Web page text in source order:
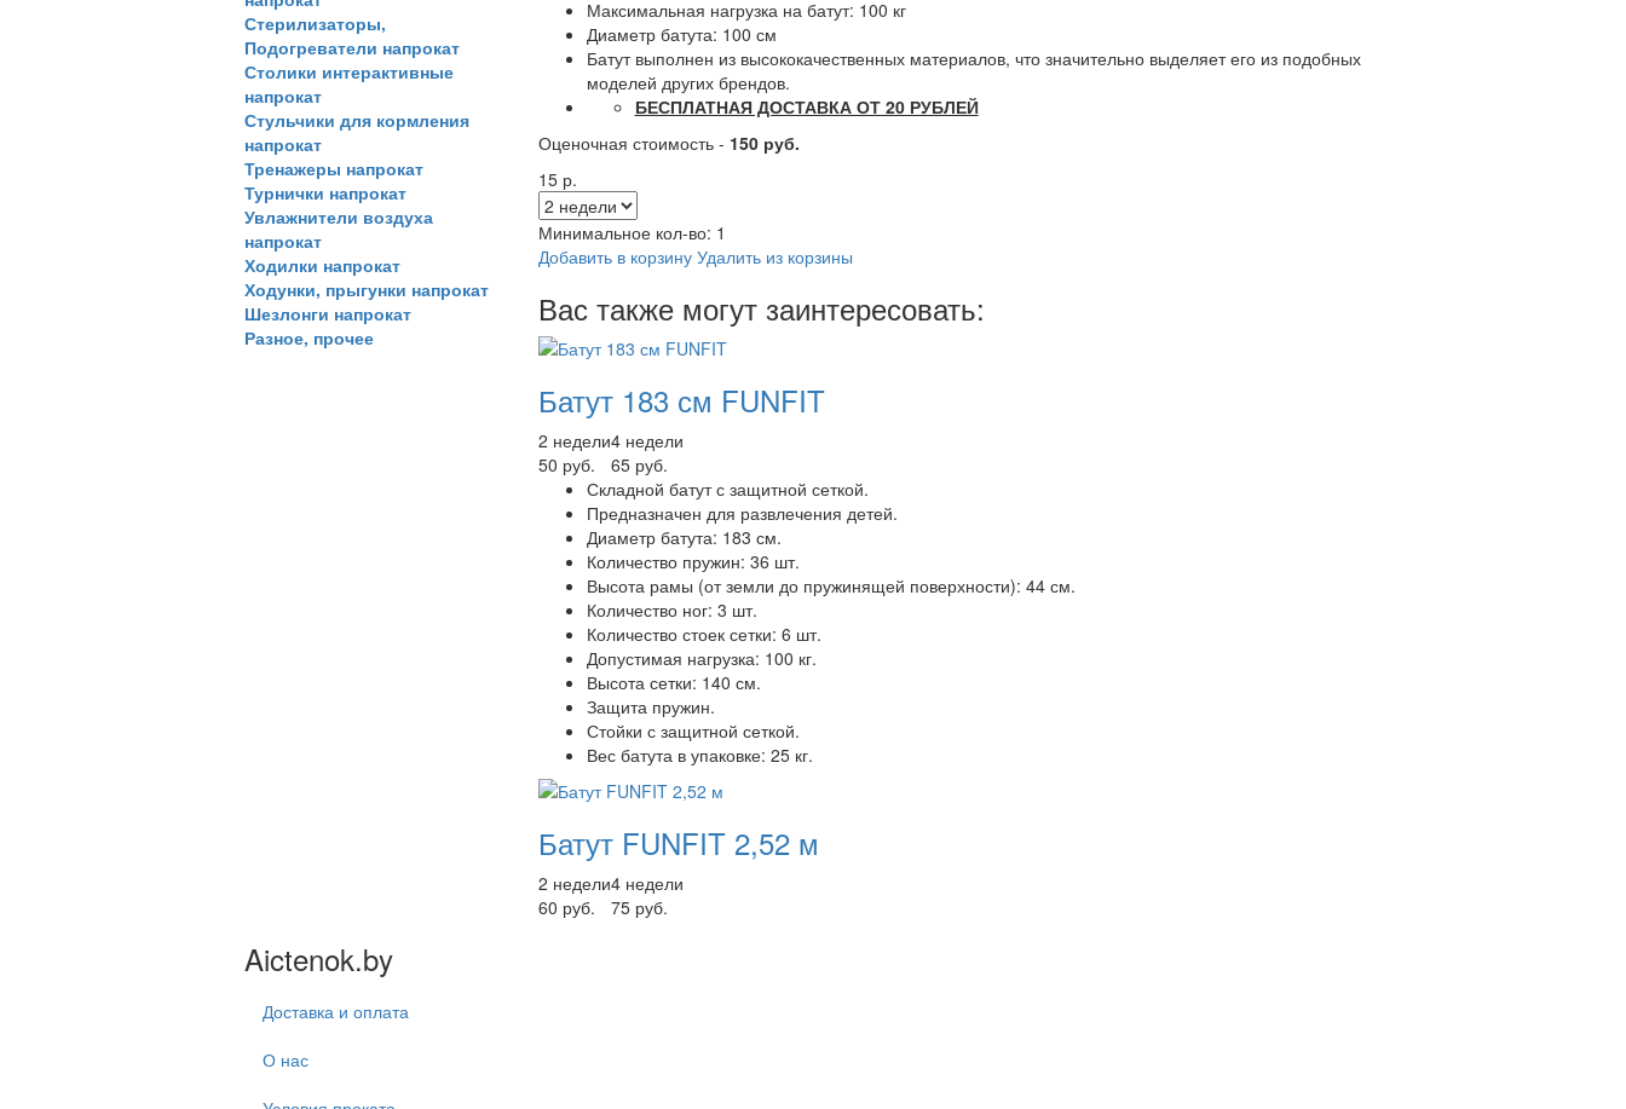
Стерилизаторы,
Подогреватели напрокат
Столики интерактивные
напрокат
Стульчики для кормления
напрокат
Тренажеры напрокат
Турнички напрокат
Увлажнители воздуха
напрокат
Ходилки напрокат
Ходунки, прыгунки напрокат
Шезлонги напрокат
Разное, прочее
Максимальная нагрузка на батут: 100 кг
Диаметр батута: 100 см
Батут выполнен из высококачественных материалов, что значительно выделяет его из подобных
моделей других брендов.
БЕСПЛАТНАЯ ДОСТАВКА ОТ 20 РУБЛЕЙ
Оценочная стоимость - 150 руб.
15 р.
Минимальное кол-во: 1
Добавить в корзину Удалить из корзины
Вас также могут заинтересовать:
Батут 183 см FUNFIT
2 недели4 недели
50 руб.
65 руб.
Складной батут с защитной сеткой.
Предназначен для развлечения детей.
Диаметр батута: 183 см.
Количество пружин: 36 шт.
Высота рамы (от земли до пружинящей поверхности): 44 см.
Количество ног: 3 шт.
Количество стоек сетки: 6 шт.
Допустимая нагрузка: 100 кг.
Высота сетки: 140 см.
Защита пружин.
Стойки с защитной сеткой.
Вес батута в упаковке: 25 кг.
Батут FUNFIT 2,52 м
2 недели4 недели
60 руб.
75 руб.
Aictenok.by
Доставка и оплата
О нас